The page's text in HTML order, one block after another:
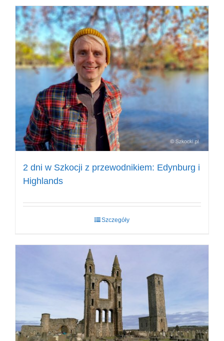
2 dni w Szkocji z przewodnikiem: Edynburg i
Highlands
Szczegóły